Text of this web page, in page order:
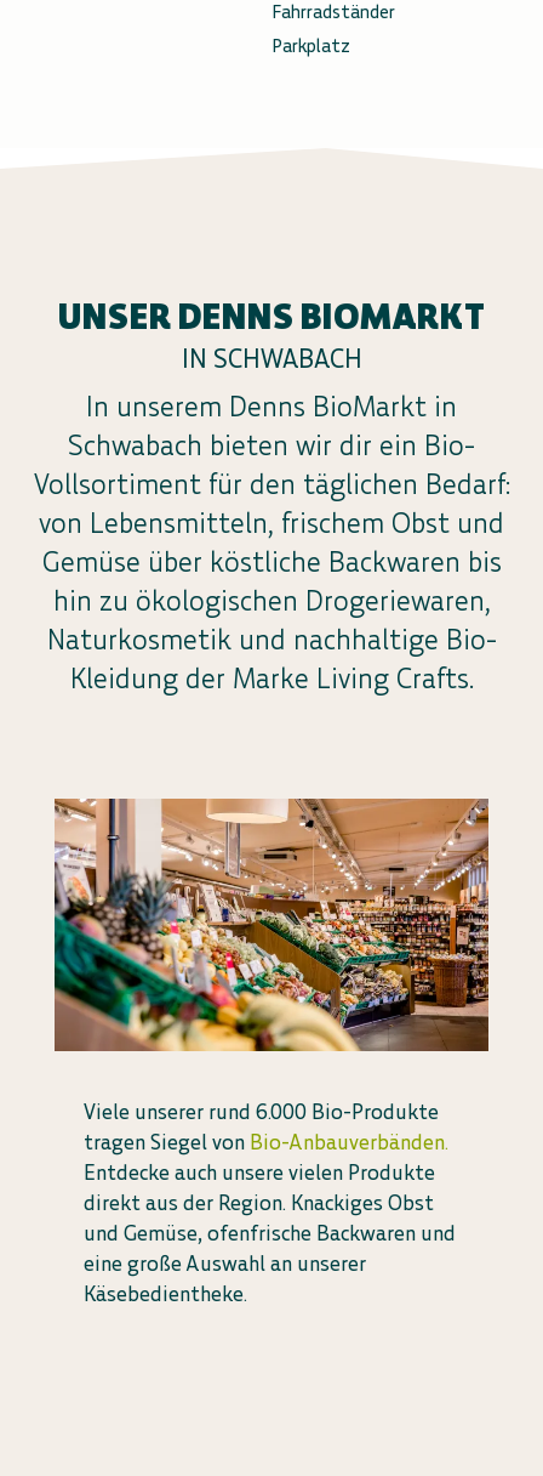
Fahrradständer
Parkplatz
UNSER DENNS BIOMARKT
IN SCHWABACH
In unserem Denns BioMarkt in
Schwabach bieten wir dir ein Bio-
Vollsortiment für den täglichen Bedarf:
von Lebensmitteln, frischem Obst und
Gemüse über köstliche Backwaren bis
hin zu ökologischen Drogeriewaren,
Naturkosmetik und nachhaltige Bio-
Kleidung der Marke Living Crafts.
Viele unserer rund 6.000 Bio-Produkte
tragen Siegel von Bio-Anbauverbänden.
Entdecke auch unsere vielen Produkte
direkt aus der Region. Knackiges Obst
und Gemüse, ofenfrische Backwaren und
eine große Auswahl an unserer
Käsebedientheke.